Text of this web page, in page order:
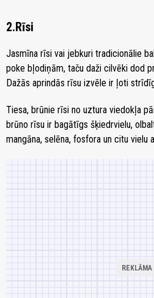
2.Rīsi
Jasmīna rīsi vai jebkuri tradicionālie
poke bļodiņām, taču daži cilvēki dod
Dažās aprindās rīsu izvēle ir ļoti
Tiesa, brūnie rīsi no uztura viedokļa
brūno rīsu ir bagātīgs šķiedrvielu,
mangāna, selēna, fosfora un citu vielu